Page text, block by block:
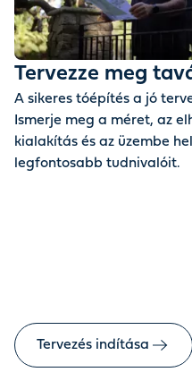
Tervezze meg
A sikeres tóépítés a jó
Ismerje meg a méret, az
kialakítás és az üzembe
legfontosabb tudnivalóit.
Tervezés indítása